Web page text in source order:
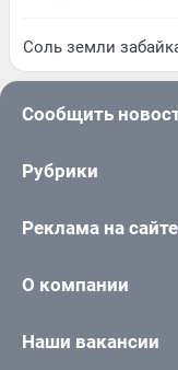
Соль земли
Сообщить
Рубрики
Реклама на сайте
О компании
Наши вакансии